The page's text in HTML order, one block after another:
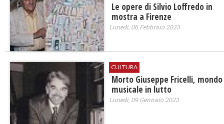
Le opere di Silvio Loffredo in
mostra a Firenze
Lunedì, 06 Febbraio 2023
CULTURA
Morto Giuseppe Fricelli, mondo
musicale in lutto
Lunedì, 09 Gennaio 2023